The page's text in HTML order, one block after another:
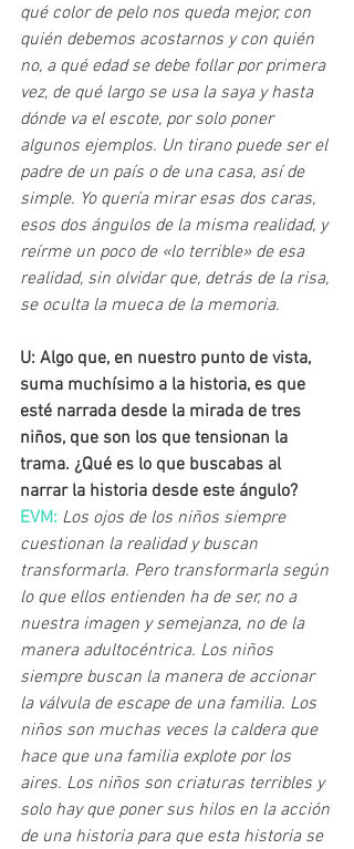
qué color de pelo nos queda mejor, con
quién debemos acostarnos y con quién
no, a qué edad se debe follar por primera
vez, de qué largo se usa la saya y hasta
dónde va el escote, por solo poner
algunos ejemplos. Un tirano puede ser el
padre de un país o de una casa, así de
simple. Yo quería mirar esas dos caras,
esos dos ángulos de la misma realidad, y
reírme un poco de «lo terrible» de esa
realidad, sin olvidar que, detrás de la risa,
se oculta la mueca de la memoria.
U: Algo que, en nuestro punto de vista,
suma muchísimo a la historia, es que
esté narrada desde la mirada de tres
niños, que son los que tensionan la
trama. ¿Qué es lo que buscabas al
narrar la historia desde este ángulo?
EVM: Los ojos de los niños siempre
cuestionan la realidad y buscan
transformarla. Pero transformarla según
lo que ellos entienden ha de ser, no a
nuestra imagen y semejanza, no de la
manera adultocéntrica. Los niños
siempre buscan la manera de accionar
la válvula de escape de una familia. Los
niños son muchas veces la caldera que
hace que una familia explote por los
aires. Los niños son criaturas terribles y
solo hay que poner sus hilos en la acción
de una historia para que esta historia se